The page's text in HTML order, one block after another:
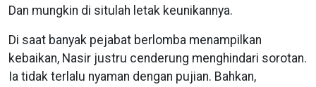
Dan mungkin di situlah letak keunikannya.
Di saat banyak pejabat berlomba menampilkan
kebaikan, Nasir justru cenderung menghindari sorotan.
Ia tidak terlalu nyaman dengan pujian. Bahkan,